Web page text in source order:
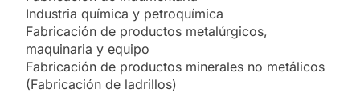
Industria química y petroquímica
Fabricación de productos metalúrgicos,
maquinaria y equipo
Fabricación de productos minerales no metálicos
(Fabricación de ladrillos)